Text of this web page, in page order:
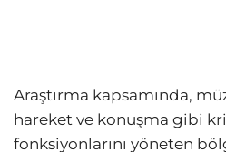
Araştırma kapsamında,
hareket ve konuşma gibi
fonksiyonlarını yöneten